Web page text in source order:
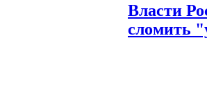
Власти
сломить